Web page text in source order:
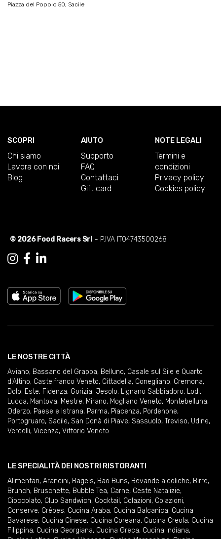
Piazza del Popolo 50, Sacile
SCOPRI
Chi siamo
Lavora con noi
Blog
AIUTO
Supporto
FAQ
Contattaci
Gift card
NOTE LEGALI
Termini e
condizioni
Privacy policy
Cookies policy
© 2026 Food Racers Srl - P.IVA IT04743500268
LE NOSTRE CITTÀ
Aviano, Bassano del Grappa, Belluno, Casale sul Sile e Quarto
d'Altino, Castelfranco Veneto, Cittadella, Conegliano, Cremona,
Dolo, Este, Fidenza, Gorizia, Jesolo, Lignano Sabbiadoro, Lodi,
Lucca, Mantova, Mestre, Mirano, Mogliano Veneto, Montebelluna,
Oderzo, Paese e Istrana, Parma, Piacenza, Pordenone,
Portogruaro, Sacile, San Donà di Piave, Sassuolo, Treviso, Udine,
Vercelli, Vicenza, Vittorio Veneto
LE SPECIALITÀ DEI NOSTRI RISTORANTI
Alimentari, Arancini, Bagels, Bao Buns, Bevande alcoliche, Birre,
Brunch, Bruschette, Bubble Tea, Carne, Ceste Natalizie,
Cioccolato, Club Sandwich, Cocktail , Colazioni, Colazioni,
Conserve, Crêpes, Cucina Araba, Cucina Balcanica, Cucina
Bavarese, Cucina Cinese, Cucina Coreana, Cucina Creola, Cucina
Filippina, Cucina Georgiana, Cucina Greca, Cucina Indiana,